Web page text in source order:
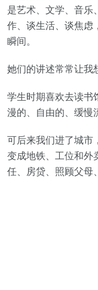
是艺术、文学、音乐
作、谈生活、谈焦虑
瞬间。
她们的讲述常常让我
学生时期喜欢去读书
漫的、自由的、缓慢
可后来我们进了城市
变成地铁、工位和外
任、房贷、照顾父母